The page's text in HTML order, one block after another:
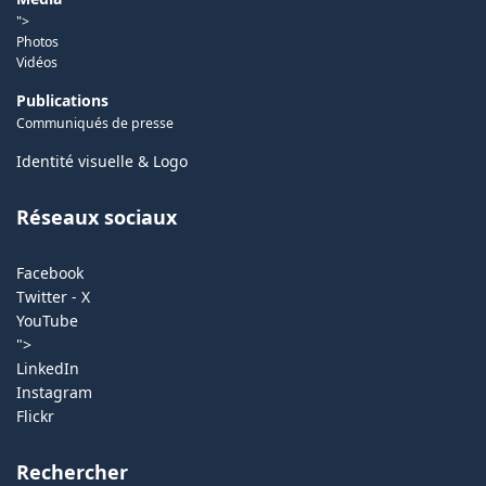
">
Photos
Vidéos
Publications
Communiqués de presse
Identité visuelle & Logo
Réseaux sociaux
Facebook
Twitter - X
YouTube
">
LinkedIn
Instagram
Flickr
Rechercher